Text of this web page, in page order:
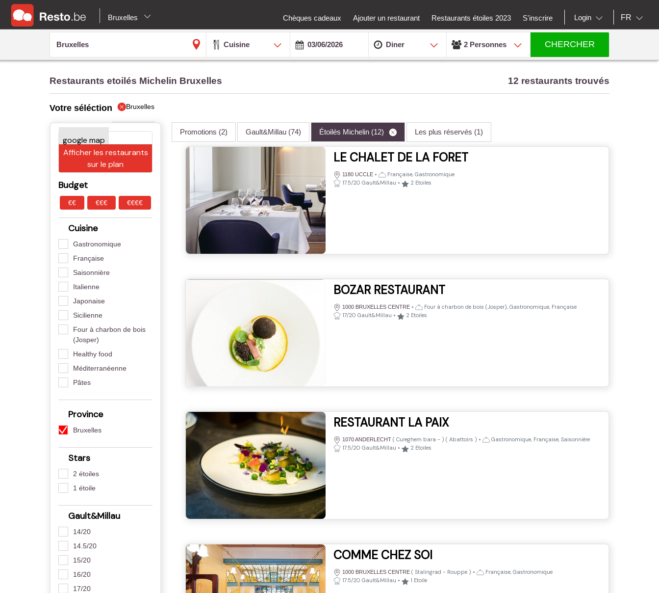
Bruxelles Chèques cadeaux Ajouter un restaurant Restaurants étoiles 2023 S'inscrire Login FR
Cuisine Diner 2 Personnes CHERCHER
Restaurants etoilés Michelin Bruxelles 12 restaurants trouvés
Votre séléction Bruxelles
Afficher les restaurants
sur le plan
Budget
€€ €€€ €€€€
Cuisine
Gastronomique
Française
Saisonnière
Italienne
Japonaise
Sicilienne
Four à charbon de bois
(Josper)
Healthy food
Méditerranéenne
Pâtes
Province
Bruxelles
Stars
2 étoiles
1 étoile
Gault&Millau
14/20
14.5/20
15/20
16/20
17/20
Promotions (2) Gault&Millau (74) Étoilés Michelin (12) Les plus réservés (1)
LE CHALET DE LA FORET
1180 UCCLE •
Française, Gastronomique
17.5/20 Gault&Millau • 2 Etoiles
BOZAR RESTAURANT
1000 BRUXELLES CENTRE •
Four à charbon de bois (Josper), Gastronomique, Française
17/20 Gault&Millau • 2 Etoiles
RESTAURANT LA PAIX
1070 ANDERLECHT ( Cureghem bara - ) ( Abattoirs ) •
Gastronomique, Française, Saisonnière
17.5/20 Gault&Millau • 2 Etoiles
COMME CHEZ SOI
1000 BRUXELLES CENTRE ( Stalingrad - Rouppe) •
Française, Gastronomique
17.5/20 Gault&Millau • 1 Etoile